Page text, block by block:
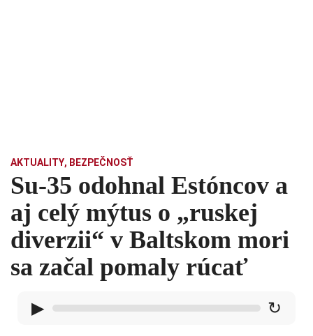
AKTUALITY, BEZPEČNOSŤ
Su-35 odohnal Estóncov a
aj celý mýtus o „ruskej
diverzii“ v Baltskom mori
sa začal pomaly rúcať
▶ ↻